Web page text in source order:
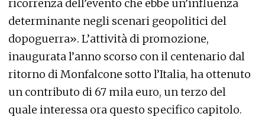
ricorrenza dell’evento che ebbe un’influenza
determinante negli scenari geopolitici del
dopoguerra». L’attività di promozione,
inaugurata l’anno scorso con il centenario dal
ritorno di Monfalcone sotto l’Italia, ha ottenuto
un contributo di 67 mila euro, un terzo del
quale interessa ora questo specifico capitolo.